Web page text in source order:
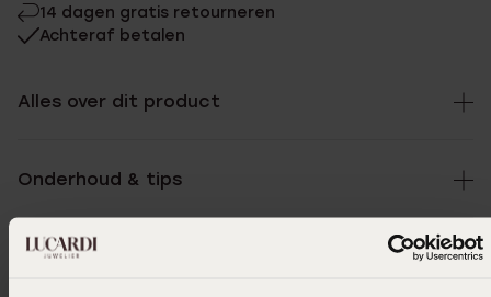
14 dagen gratis retourneren
Achteraf betalen
Alles over dit product
Onderhoud & tips
Specificaties